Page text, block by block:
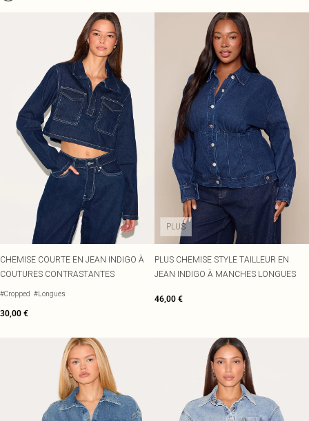
CHEMISE COURTE EN JEAN INDIGO À
COUTURES CONTRASTANTES
#Cropped #Longues
30,00 €
PLUS
PLUS CHEMISE STYLE TAILLEUR EN
JEAN INDIGO À MANCHES LONGUES
46,00 €